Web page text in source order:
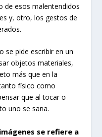
de esos malentendidos
y, otro, los gestos de
se pide escribir en un
objetos materiales,
más que en la
físico como
que al tocar o
uno se sana.
se refiere a